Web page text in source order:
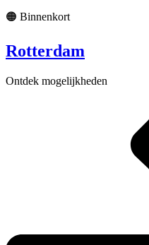
🟠 Binnenkort
Rotterdam
Ontdek mogelijkheden